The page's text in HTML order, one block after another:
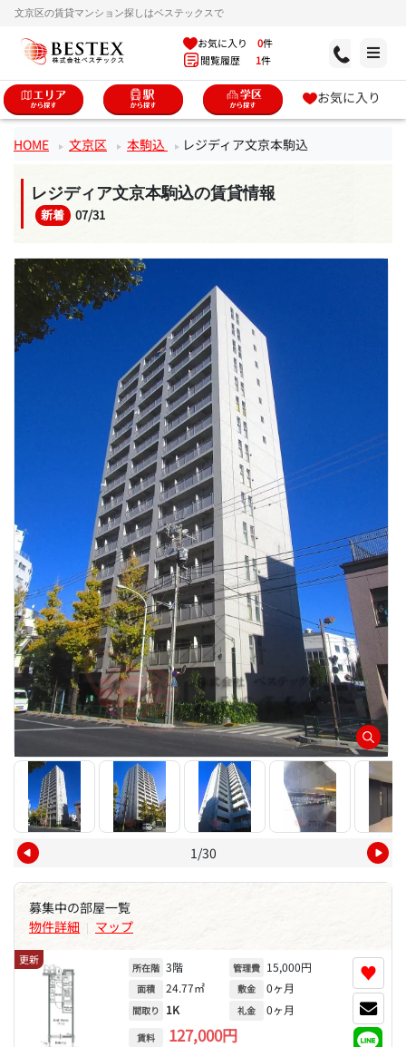
文京区の賃貸マンション探しはベステックスで
お気に入り 0件
閲覧履歴 1件
お気に入り
HOME 文京区 本駒込 レジディア文京本駒込
レジディア文京本駒込の賃貸情報
新着 07/31
1/30
募集中の部屋一覧
物件詳細 | マップ
更新
所在階 3階
面積 24.77㎡
間取り 1K
賃料 127,000円
管理費 15,000円
敷金 0ヶ月
礼金 0ヶ月
♥